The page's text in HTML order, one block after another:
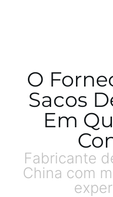
O
Sacos
Em
Fabricante
China com